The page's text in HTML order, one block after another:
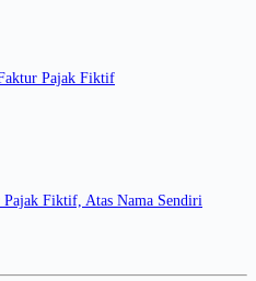
Pajak Fiktif
Pajak Fiktif, Atas Nama Sendiri